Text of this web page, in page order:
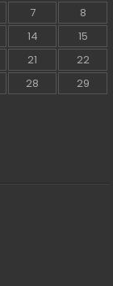
7
8
14
15
21
22
28
29